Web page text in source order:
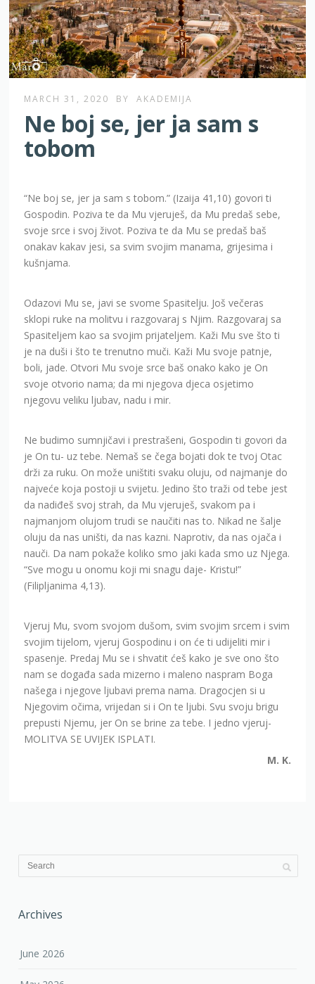
MARCH 31, 2020 BY AKADEMIJA
Ne boj se, jer ja sam s
tobom
“Ne boj se, jer ja sam s tobom.” (Izaija 41,10) govori ti
Gospodin. Poziva te da Mu vjeruješ, da Mu predaš sebe,
svoje srce i svoj život. Poziva te da Mu se predaš baš
onakav kakav jesi, sa svim svojim manama, grijesima i
kušnjama.
Odazovi Mu se, javi se svome Spasitelju. Još večeras
sklopi ruke na molitvu i razgovaraj s Njim. Razgovaraj sa
Spasiteljem kao sa svojim prijateljem. Kaži Mu sve što ti
je na duši i što te trenutno muči. Kaži Mu svoje patnje,
boli, jade. Otvori Mu svoje srce baš onako kako je On
svoje otvorio nama; da mi njegova djeca osjetimo
njegovu veliku ljubav, nadu i mir.
Ne budimo sumnjičavi i prestrašeni, Gospodin ti govori da
je On tu- uz tebe. Nemaš se čega bojati dok te tvoj Otac
drži za ruku. On može uništiti svaku oluju, od najmanje do
najveće koja postoji u svijetu. Jedino što traži od tebe jest
da nadiđeš svoj strah, da Mu vjeruješ, svakom pa i
najmanjom olujom trudi se naučiti nas to. Nikad ne šalje
oluju da nas uništi, da nas kazni. Naprotiv, da nas ojača i
nauči. Da nam pokaže koliko smo jaki kada smo uz Njega.
“Sve mogu u onomu koji mi snagu daje- Kristu!”
(Filipljanima 4,13).
Vjeruj Mu, svom svojom dušom, svim svojim srcem i svim
svojim tijelom, vjeruj Gospodinu i on će ti udijeliti mir i
spasenje. Predaj Mu se i shvatit ćeš kako je sve ono što
nam se događa sada mizerno i maleno naspram Boga
našega i njegove ljubavi prema nama. Dragocjen si u
Njegovim očima, vrijedan si i On te ljubi. Svu svoju brigu
prepusti Njemu, jer On se brine za tebe. I jedno vjeruj-
MOLITVA SE UVIJEK ISPLATI.
M. K.
Archives
June 2026